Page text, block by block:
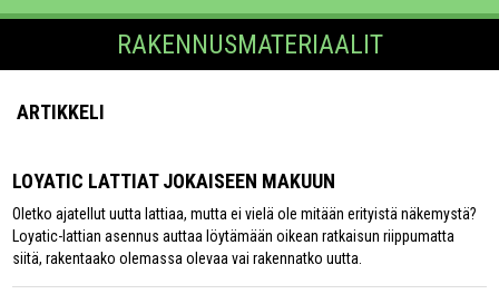
RAKENNUSMATERIAALIT
ARTIKKELI
LOYATIC LATTIAT JOKAISEEN MAKUUN
Oletko ajatellut uutta lattiaa, mutta ei vielä ole mitään erityistä näkemystä?
Loyatic-lattian asennus auttaa löytämään oikean ratkaisun riippumatta
siitä, rakentaako olemassa olevaa vai rakennatko uutta.